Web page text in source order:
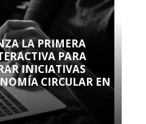
LA PRIMERA
PARA
INICIATIVAS
CIRCULAR EN